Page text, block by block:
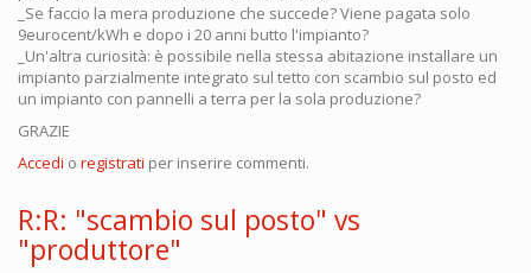
_Se faccio la mera produzione che succede? Viene pagata solo
9eurocent/kWh e dopo i 20 anni butto l'impianto?
_Un'altra curiosità: è possibile nella stessa abitazione installare un
impianto parzialmente integrato sul tetto con scambio sul posto ed
un impianto con pannelli a terra per la sola produzione?
GRAZIE
Accedi o registrati per inserire commenti.
R:R: "scambio sul posto" vs
"produttore"